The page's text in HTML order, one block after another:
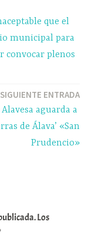
que el
municipal para
convocar plenos
SIGUIENTE ENTRADA
aguarda a
de Álava’ «San
Prudencio»
Los